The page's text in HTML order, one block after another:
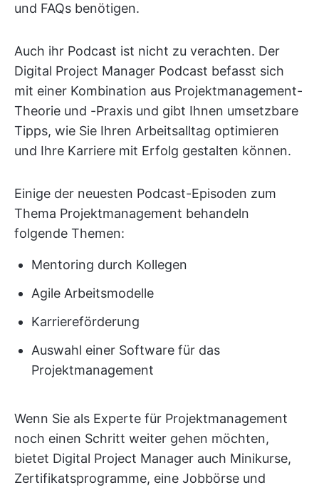
und FAQs benötigen.
Auch ihr Podcast ist nicht zu verachten. Der
Digital Project Manager Podcast befasst sich
mit einer Kombination aus Projektmanagement-
Theorie und -Praxis und gibt Ihnen umsetzbare
Tipps, wie Sie Ihren Arbeitsalltag optimieren
und Ihre Karriere mit Erfolg gestalten können.
Einige der neuesten Podcast-Episoden zum
Thema Projektmanagement behandeln
folgende Themen:
Mentoring durch Kollegen
Agile Arbeitsmodelle
Karriereförderung
Auswahl einer Software für das
Projektmanagement
Wenn Sie als Experte für Projektmanagement
noch einen Schritt weiter gehen möchten,
bietet Digital Project Manager auch Minikurse,
Zertifikatsprogramme, eine Jobbörse und